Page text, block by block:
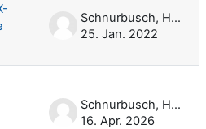
Schnurbusch, Harald
25. Jan. 2022
Schnurbusch, Harald
16. Apr. 2026